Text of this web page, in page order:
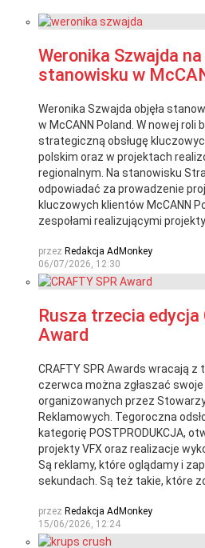
Weronika Szwajda
stanowisku w
Weronika Szwajda objęła
w McCANN Poland. W nowej roli
strategiczną obsługę
polskim oraz w projektach
regionalnym. Na stanowisku
odpowiadać za prowadzenie
kluczowych klientów McCANN
zespołami realizującymi projekty
przez Redakcja AdMonkey
06/07/2026, 12:30
Rusza trzecia edycja
Award
CRAFTY SPR Awards wracają z
czerwca można zgłaszać swoje
organizowanych przez
Reklamowych. Tegoroczna
kategorię POSTPRODUKCJA,
projekty VFX oraz realizacje
Są reklamy, które oglądamy i
sekundach. Są też takie, które
przez Redakcja AdMonkey
15/06/2026, 12:24